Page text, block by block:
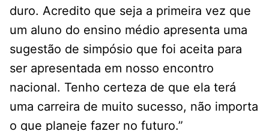
duro. Acredito que seja a primeira vez que
um aluno do ensino médio apresenta uma
sugestão de simpósio que foi aceita para
ser apresentada em nosso encontro
nacional. Tenho certeza de que ela terá
uma carreira de muito sucesso, não importa
o que planeje fazer no futuro.”